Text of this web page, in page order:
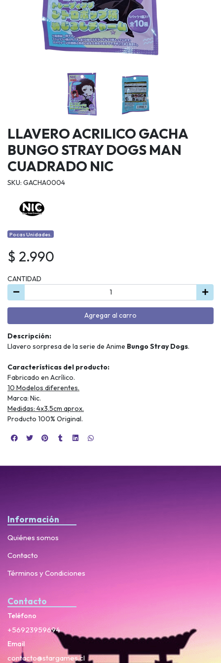
LLAVERO ACRILICO GACHA
BUNGO STRAY DOGS MAN
CUADRADO NIC
SKU: GACHA0004
Pocas Unidades.
$ 2.990
CANTIDAD
Agregar al carro
Descripción:
Llavero sorpresa de la serie de Anime Bungo Stray Dogs.
Características del producto:
Fabricado en Acrílico.
10 Modelos diferentes.
Marca: Nic.
Medidas: 4x3.5cm aprox.
Producto 100% Original.
Información
Quiénes somos
Contacto
Términos y Condiciones
Contacto
Teléfono
+56923959694
Email
contacto@stargames.cl